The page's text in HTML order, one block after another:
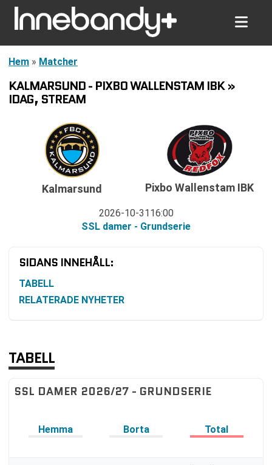
Hem » Matcher
KALMARSUND - PIXBO WALLENSTAM IBK »
IDAG, STREAM
Kalmarsund
2026-10-31 16:00
SSL damer - Grundserie
Pixbo Wallenstam IBK
SIDANS INNEHÅLL:
TABELL
RELATERADE NYHETER
TABELL
SSL DAMER 2026/27 - GRUNDSERIE
Hemma Borta Total